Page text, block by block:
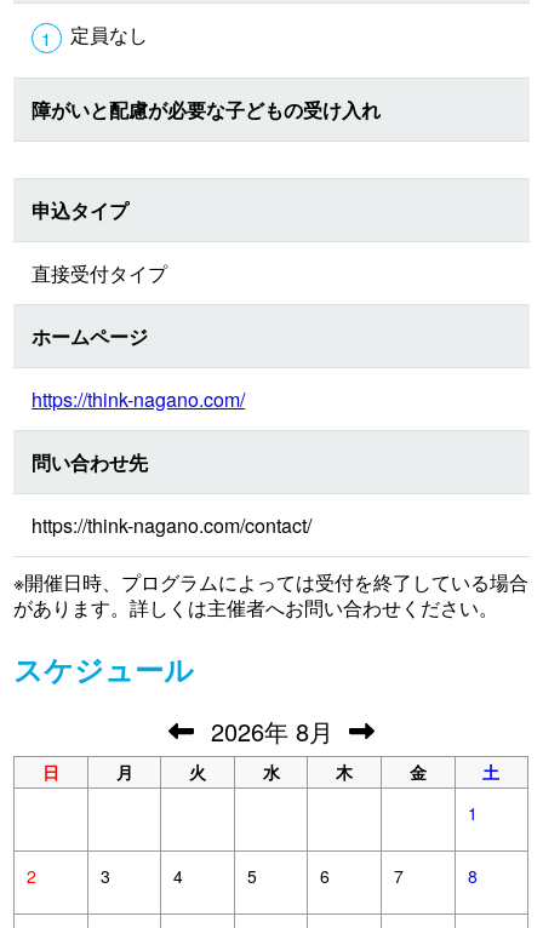
定員なし
障がいと配慮が必要な子どもの受け入れ
申込タイプ
直接受付タイプ
ホームページ
https://think-nagano.com/
問い合わせ先
https://think-nagano.com/contact/
※開催日時、プログラムによっては受付を終了している場合
があります。詳しくは主催者へお問い合わせください。
スケジュール
2026年 8月
日 月 火 水 木 金
土
1
2 3 4 5 6 7 8